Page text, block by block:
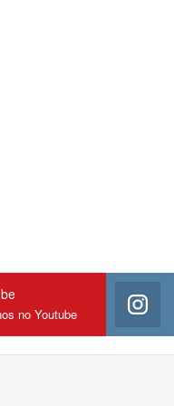
no Youtube